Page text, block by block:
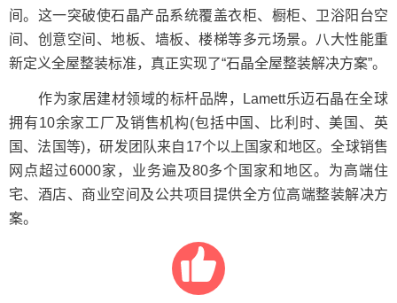
间。这一突破使石晶产品系统覆盖衣柜、橱柜、卫浴阳台空
间、创意空间、地板、墙板、楼梯等多元场景。八大性能重
新定义全屋整装标准，真正实现了“石晶全屋整装解决方案”。
作为家居建材领域的标杆品牌，Lamett乐迈石晶在全球
拥有10余家工厂及销售机构(包括中国、比利时、美国、英
国、法国等)，研发团队来自17个以上国家和地区。全球销售
网点超过6000家，业务遍及80多个国家和地区。为高端住
宅、酒店、商业空间及公共项目提供全方位高端整装解决方
案。